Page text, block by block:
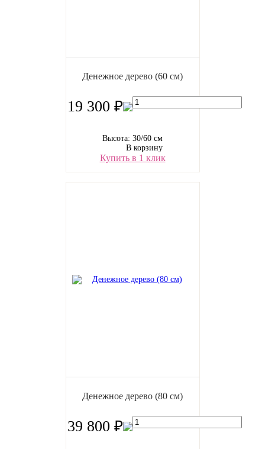
Денежное дерево (60 см)
19 300 ₽
Высота: 30/60 см
В корзину
Купить в 1 клик
Денежное дерево (80 см)
39 800 ₽